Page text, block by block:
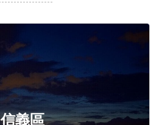
信義區